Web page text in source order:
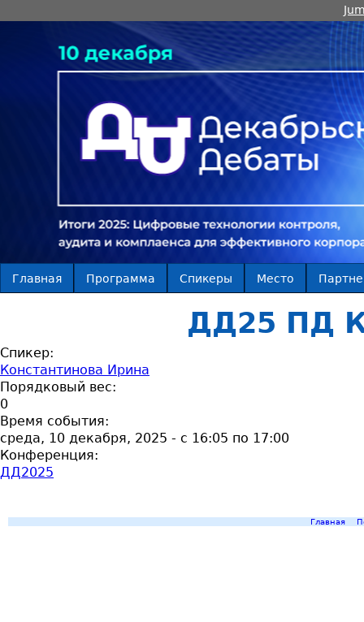
Главная Программа Спикеры Место
ДД25 ПД
Спикер:
Константинова Ирина
Порядковый вес:
0
Время события:
среда, 10 декабря, 2025 - с 16:05 по 17:00
Конференция:
ДД2025
Главная